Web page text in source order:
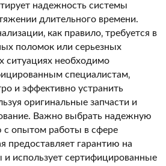
надежность системы
длительного времени.
как правило‚ требуется в
поломок или серьезных
ситуациях необходимо
специалистам‚
и эффективно устранить
оригинальные запчасти и
Важно выбрать надежную
опытом работы в сфере
предоставляет гарантию на
использует сертифицированные